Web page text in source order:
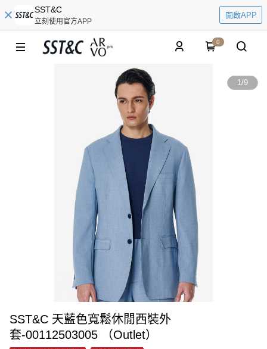
SST&C
立刻使用官方APP
開啟APP
0
1/9
SST&C 天藍色寬鬆休閒西裝外
套-00112503005 （Outlet）